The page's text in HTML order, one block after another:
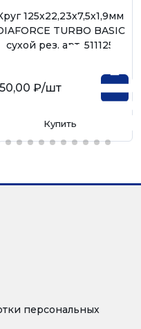
125х22,23х7,5х1,9мм
TURBO BASIC
сухой рез. арт. 511125
₽/шт
Купить
персональных